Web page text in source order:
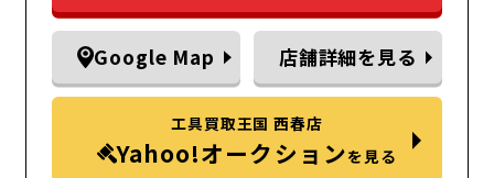
Google Map 店舗詳細を見る
工具買取王国 西春店
Yahoo!オークションを見る